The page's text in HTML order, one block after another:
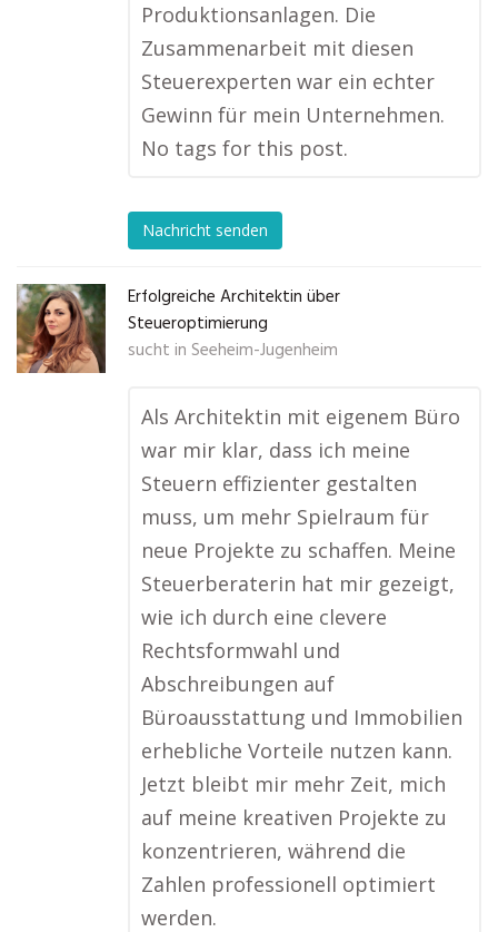
Produktionsanlagen. Die
Zusammenarbeit mit diesen
Steuerexperten war ein echter
Gewinn für mein Unternehmen.
No tags for this post.
Nachricht senden
Erfolgreiche Architektin über
Steueroptimierung
sucht in Seeheim-Jugenheim
Als Architektin mit eigenem Büro
war mir klar, dass ich meine
Steuern effizienter gestalten
muss, um mehr Spielraum für
neue Projekte zu schaffen. Meine
Steuerberaterin hat mir gezeigt,
wie ich durch eine clevere
Rechtsformwahl und
Abschreibungen auf
Büroausstattung und Immobilien
erhebliche Vorteile nutzen kann.
Jetzt bleibt mir mehr Zeit, mich
auf meine kreativen Projekte zu
konzentrieren, während die
Zahlen professionell optimiert
werden.